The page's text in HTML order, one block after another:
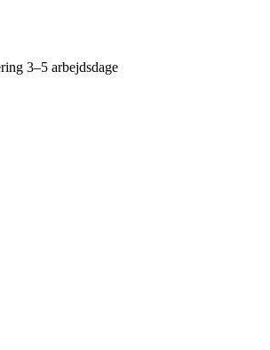
3–5 arbejdsdage